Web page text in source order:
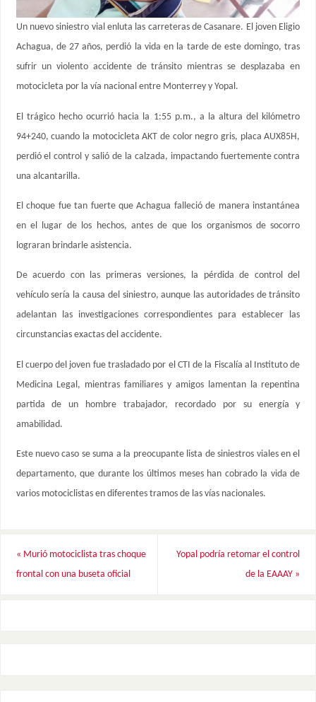
Un nuevo siniestro vial enluta las carreteras de Casanare. El joven Eligio
Achagua, de 27 años, perdió la vida en la tarde de este domingo, tras
sufrir un violento accidente de tránsito mientras se desplazaba en
motocicleta por la vía nacional entre Monterrey y Yopal.
El trágico hecho ocurrió hacia la 1:55 p.m., a la altura del kilómetro
94+240, cuando la motocicleta AKT de color negro gris, placa AUX85H,
perdió el control y salió de la calzada, impactando fuertemente contra
una alcantarilla.
El choque fue tan fuerte que Achagua falleció de manera instantánea
en el lugar de los hechos, antes de que los organismos de socorro
lograran brindarle asistencia.
De acuerdo con las primeras versiones, la pérdida de control del
vehículo sería la causa del siniestro, aunque las autoridades de tránsito
adelantan las investigaciones correspondientes para establecer las
circunstancias exactas del accidente.
El cuerpo del joven fue trasladado por el CTI de la Fiscalía al Instituto de
Medicina Legal, mientras familiares y amigos lamentan la repentina
partida de un hombre trabajador, recordado por su energía y
amabilidad.
Este nuevo caso se suma a la preocupante lista de siniestros viales en el
departamento, que durante los últimos meses han cobrado la vida de
varios motociclistas en diferentes tramos de las vías nacionales.
« Murió motociclista tras choque
frontal con una buseta oficial
Yopal podría retomar el control
de la EAAAY »